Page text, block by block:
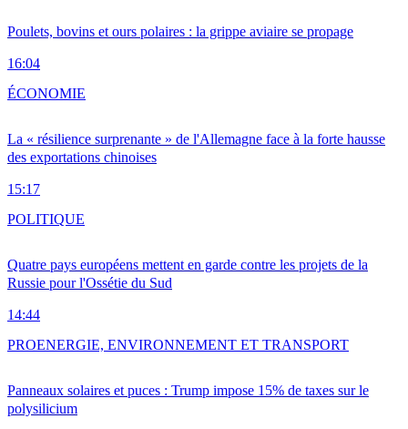
Poulets, bovins et ours polaires : la grippe aviaire se propage
16:04
La « résilience surprenante » de l'Allemagne face à la forte hausse
des exportations chinoises
15:17
ÉCONOMIE
Quatre pays européens mettent en garde contre les projets de la
Russie pour l'Ossétie du Sud
14:44
POLITIQUE
Panneaux solaires et puces : Trump impose 15% de taxes sur le
polysilicium
PROENERGIE, ENVIRONNEMENT ET TRANSPORT